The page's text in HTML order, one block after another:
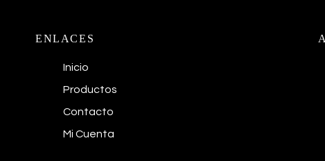
ENLACES
Inicio
Productos
Contacto
Mi Cuenta